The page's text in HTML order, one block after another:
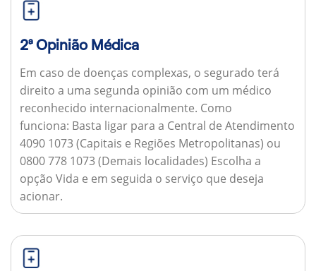
2ª Opinião Médica
Em caso de doenças complexas, o segurado terá
direito a uma segunda opinião com um médico
reconhecido internacionalmente. Como
funciona: Basta ligar para a Central de Atendimento
4090 1073 (Capitais e Regiões Metropolitanas) ou
0800 778 1073 (Demais localidades) Escolha a
opção Vida e em seguida o serviço que deseja
acionar.